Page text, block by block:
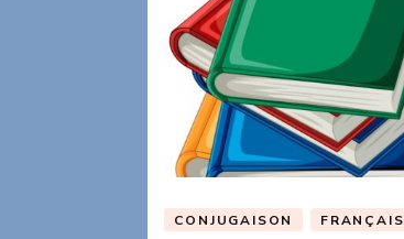
CONJUGAISON FRANÇAIS